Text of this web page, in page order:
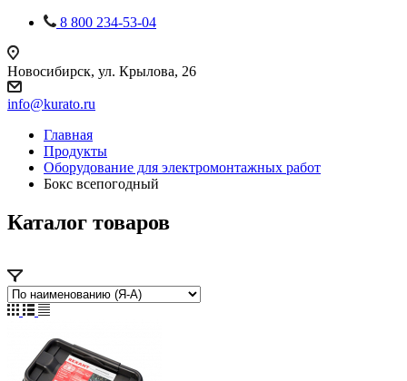
8 800 234-53-04
Новосибирск, ул. Крылова, 26
info@kurato.ru
Главная
Продукты
Оборудование для электромонтажных работ
Бокс всепогодный
Каталог товаров